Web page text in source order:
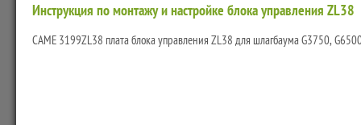
Инструкция по монтажу и настройке блока управления ZL38
CAME 3199ZL38 плата блока управления ZL38 для шлагбаума G3750,